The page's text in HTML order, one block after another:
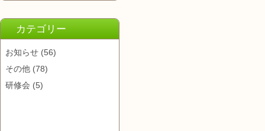
カテゴリー
お知らせ (56)
その他 (78)
研修会 (5)